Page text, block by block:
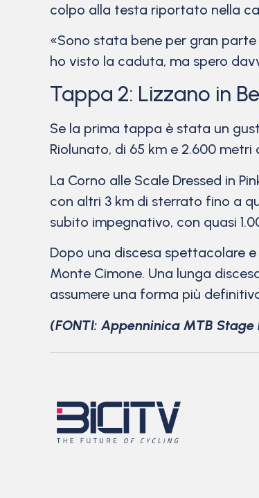
colpo alla testa riportato nella
«Sono stata bene per gran
ho visto la caduta, ma spero
Tappa 2: Lizzano in
Se la prima tappa è stata un
Riolunato, di 65 km e 2.600
La Corno alle Scale Dressed in
con altri 3 km di sterrato fino a
subito impegnativo, con quasi
Dopo una discesa spettacolare
Monte Cimone. Una lunga
assumere una forma più
(FONTI: Appenninica MTB Stage